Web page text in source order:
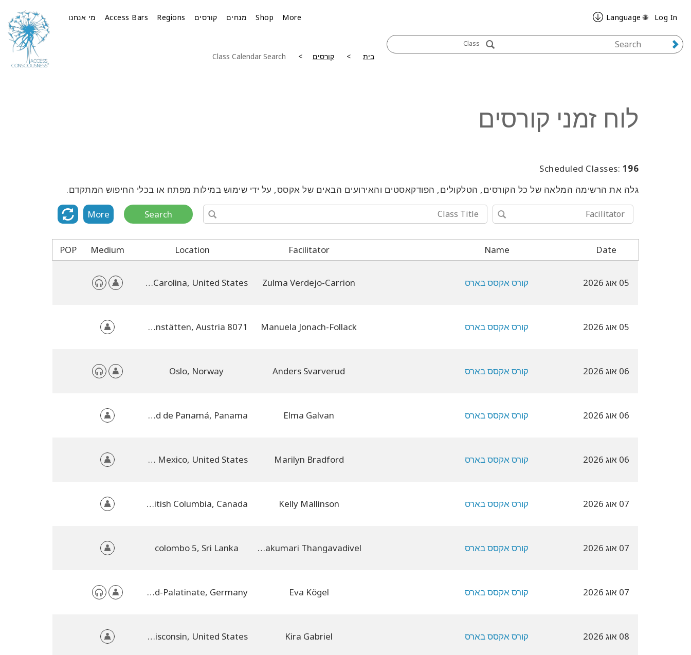
מי אנחנו Access Bars Regions קורסים מנחים Shop More Log In
🌐 Language
Class
בית קורסים Class Calendar Search
לוח זמני קורסים
Scheduled Classes: 196
גלה את הרשימה המלאה של כל הקורסים, הטלקולים, הפודקאסטים והאירועים הבאים של אקסס, על ידי שימוש במילות מפתח או בכלי החיפוש המתקדם.
Search
More
Date
Name
Facilitator
Location
Medium
POP
05 אוג 2026 קורס אקסס בארס Zulma Verdejo-Carrion
Wingate, North Carolina, United States
05 אוג 2026 קורס אקסס בארס Manuela Jonach-Follack
8071 Hausmannstätten, Austria
06 אוג 2026 קורס אקסס בארס Anders Svarverud
Oslo, Norway
06 אוג 2026 קורס אקסס בארס Elma Galvan
Ciudad de Panamá, Panama
06 אוג 2026 קורס אקסס בארס Marilyn Bradford
Santa Fe, New Mexico, United States
07 אוג 2026 קורס אקסס בארס Kelly Mallinson
West Kelowna, British Columbia, Canada
07 אוג 2026 קורס אקסס בארס Indirakumari Thangavadivel
colombo 5, Sri Lanka
07 אוג 2026 קורס אקסס בארס Eva Kögel
Römerberg, Rhineland-Palatinate, Germany
08 אוג 2026 קורס אקסס בארס Kira Gabriel
Racine, Wisconsin, United States